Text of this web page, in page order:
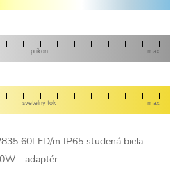
príkon max
svetelný tok max
60LED/m IP65 studená biela
- adaptér